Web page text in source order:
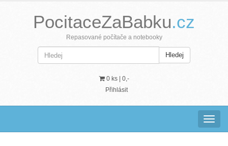
PocitaceZaBabku.cz
Repasované počítače a notebooky
Hledej
0 ks | 0,-
Přihlásit